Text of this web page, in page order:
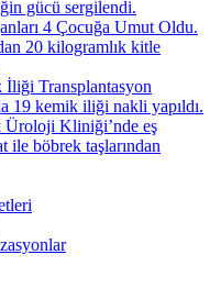
gücü sergilendi.
4 Çocuğa Umut Oldu.
20 kilogramlık kitle
Transplantasyon
19 kemik iliği nakli yapıldı.
Üroloji Kliniği’nde eş
ile böbrek taşlarından